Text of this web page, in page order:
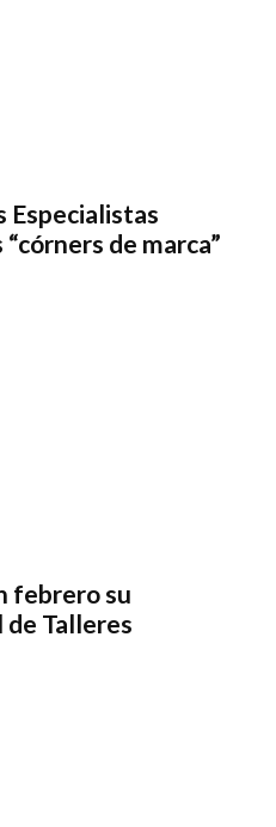
Especialistas
de marca”
febrero su
de Talleres